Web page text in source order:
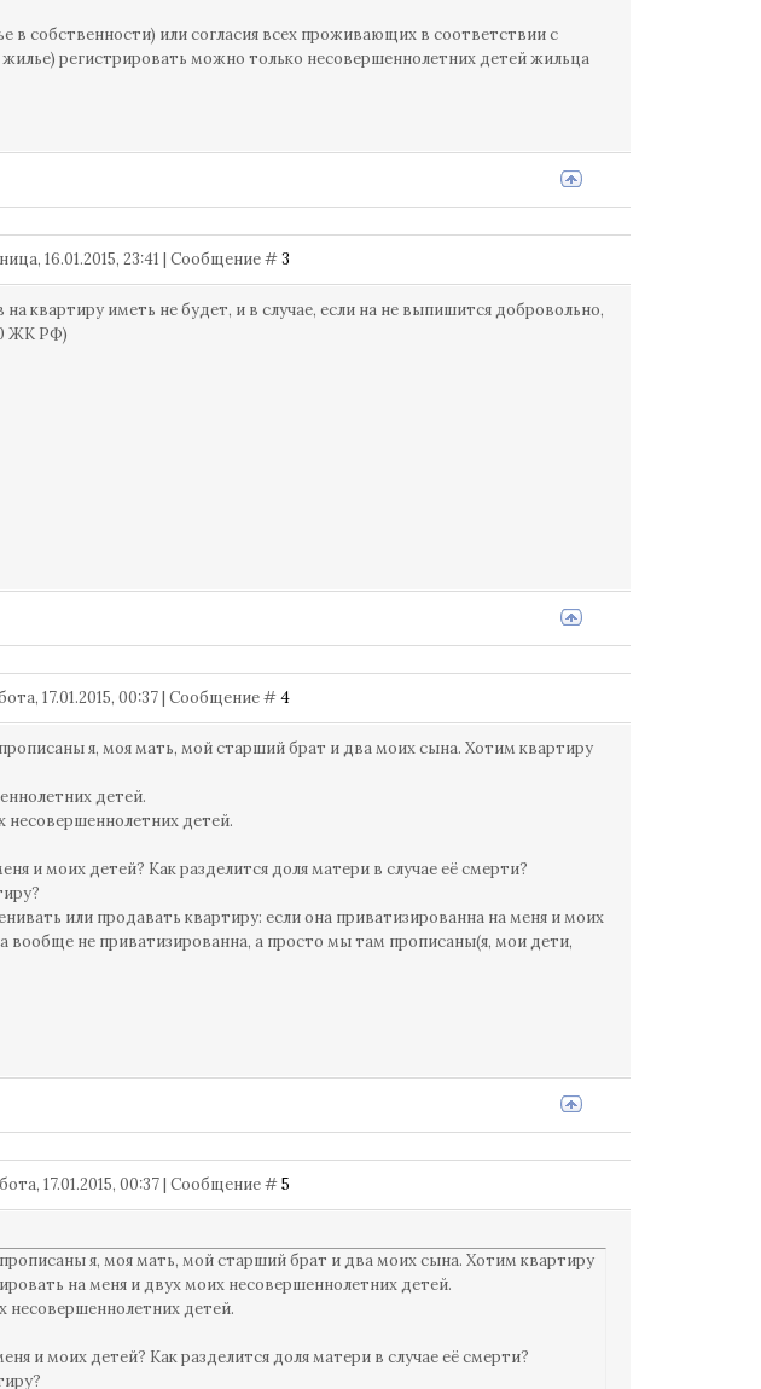
в собственности) или согласия всех проживающих в соответствии с
регистрировать можно только несовершеннолетних детей жильца
16.01.2015, 23:41 | Сообщение #3
квартиру иметь не будет, и в случае, если на не выпишится добровольно,
ЖК РФ)
17.01.2015, 00:37 | Сообщение #4
я, моя мать, мой старший брат и два моих сына. Хотим квартиру
детей.
детей.
и моих детей? Как разделится доля матери в случае её смерти?
или продавать квартиру: если она приватизированна на меня и моих
вообще не приватизированна, а просто мы там прописаны(я, мои дети,
17.01.2015, 00:37 | Сообщение #5
я, моя мать, мой старший брат и два моих сына. Хотим квартиру
на меня и двух моих несовершеннолетних детей.
несовершеннолетних детей.
и моих детей? Как разделится доля матери в случае её смерти?